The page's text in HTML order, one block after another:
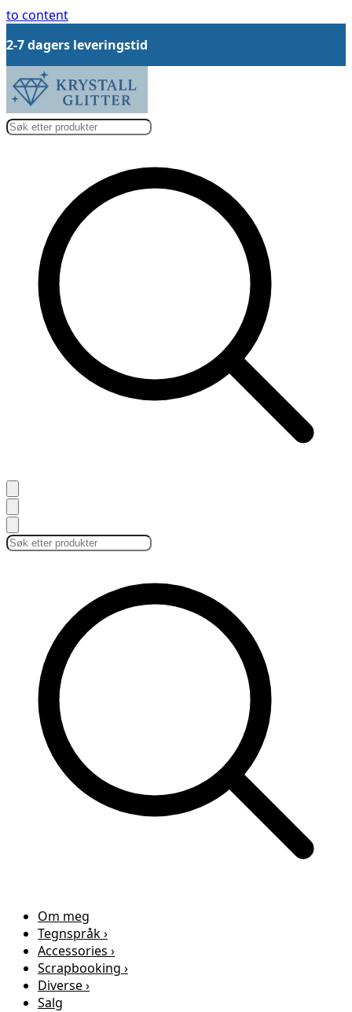
to content
2-7 dagers leveringstid
Om meg
Tegnspråk›
Accessories ›
Scrapbooking ›
Diverse›
Salg